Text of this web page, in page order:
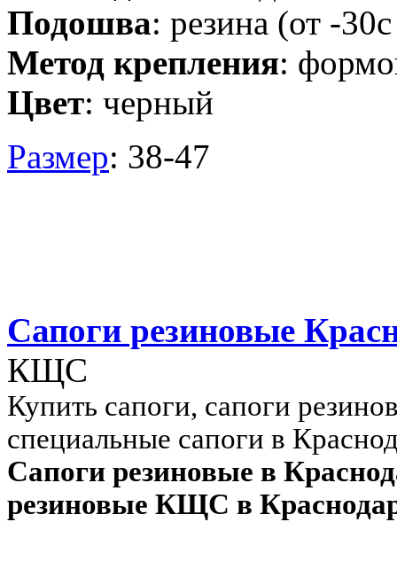
Подошва: резина (от -
Метод крепления:
Цвет: черный
Размер: 38-47
Сапоги резиновые
КЩС
Купить сапоги, сапоги
специальные сапоги в
Сапоги резиновые в
резиновые КЩС в